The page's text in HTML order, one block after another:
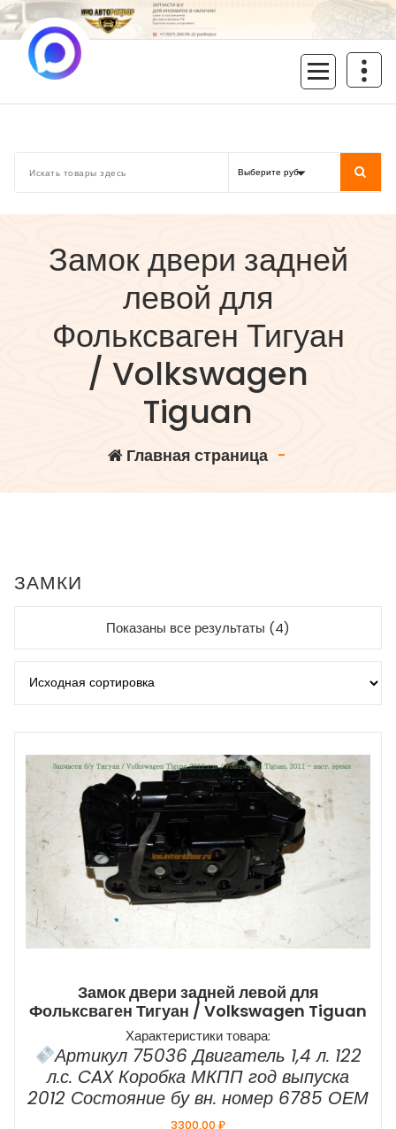
Перейти
к
содержимому
Замок двери задней
левой для
Фольксваген Тигуан
/ Volkswagen
Tiguan
Главная страница-
ЗАМКИ
Показаны все результаты (4)
Замок двери задней левой для
Фольксваген Тигуан / Volkswagen Tiguan
Характеристики товара:
Артикул 75036 Двигатель 1,4 л. 122
л.с. CAX Коробка МКПП год выпуска
2012 Состояние бу вн. номер 6785 ОЕМ
3300,00₽